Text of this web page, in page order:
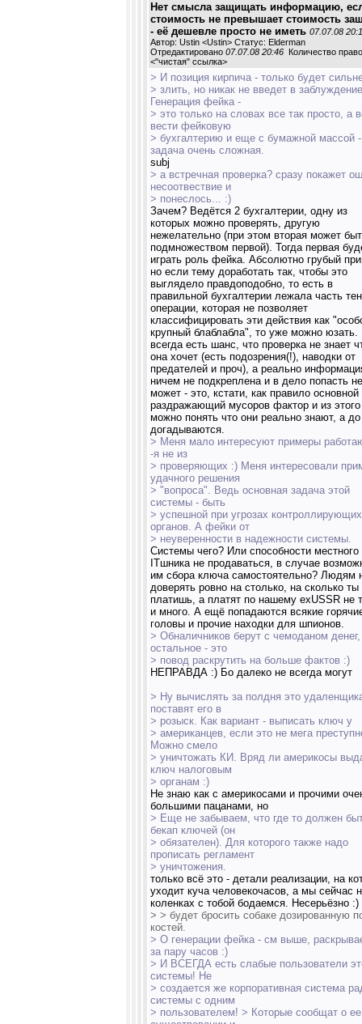
Нет смысла защищать информацию,
стоимость не превышает стоимость
- её дешевле просто не иметь 07.07.08
Автор: Ustin <Ustin> Статус: Elderman
Отредактировано 07.07.08 20:46 Количество
<"чистая" ссылка>
> И позиция кирпича - только будет
> злить, но никак не введет в
Генерация фейка -
> это только на словах все так просто, а
вести фейковую
> бухгалтерию и еще с бумажной массой -
задача очень сложная.
subj
> а встречная проверка? сразу покажет
несоотвествие и
> понеслось... :)
Зачем? Ведётся 2 бухгалтерии, одну из
которых можно проверять, другую
нежелательно (при этом вторая может
подмножеством первой). Тогда первая
играть роль фейка. Абсолютно грубый
но если тему доработать так, чтобы это
выглядело правдоподобно, то есть в
правильной бухгалтерии лежала часть
операции, которая не позволяет
классифицировать эти действия как
крупный блаблабла", то уже можно юзать.
всегда есть шанс, что проверка не знает
она хочет (есть подозрения(!), наводки от
предателей и проч), а реально
ничем не подкреплена и в дело попасть не
может - это, кстати, как правило основной
раздражающий мусоров фактор и из этого
можно понять что они реально знают, а до
догадываются.
> Меня мало интересуют примеры
-я не из
> проверяющих :) Меня интересовали
удачного решения
> "вопроса". Ведь основная задача этой
системы - быть
> успешной при угрозах контроллирующих
органов. А фейки от
> неуверенности в надежности системы.
Системы чего? Или способности местного
ITшника не продаваться, в случае
им сбора ключа самостоятельно? Людям
доверять ровно на столько, на сколько
платишь, а платят по нашему exUSSR не
и много. А ещё попадаются всякие
головы и прочие находки для шпионов.
> Обналичников берут с чемоданом
остальное - это
> повод раскрутить на больше фактов :)
НЕПРАВДА :) Бо далеко не всегда могут
> Ну вычислять за полдня это
поставят его в
> розыск. Как вариант - выписать ключ у
> американцев, если это не мега
Можно смело
> уничтожать КИ. Вряд ли америкосы
ключ налоговым
> органам :)
Не знаю как с америкосами и прочими
большими пацанами, но
> Еще не забываем, что где то должен
бекап ключей (он
> обязателен). Для которого также надо
прописать регламент
> уничтожения.
только всё это - детали реализации, на
уходит куча человекочасов, а мы сейчас
коленках с тобой бодаемся. Несерьёзно :)
> > будет бросить собаке дозированную
костей.
> О генерации фейка - см выше,
за пару часов :)
> И ВСЕГДА есть слабые пользователи
системы! Не
> создается же корпоративная система
системы с одним
> пользователем! > Которые сообщат о ее